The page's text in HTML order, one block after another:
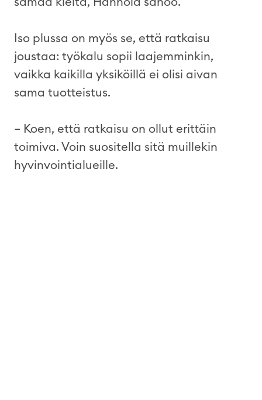
Iso plussa on myös se, että ratkaisu
joustaa: työkalu sopii laajemminkin,
vaikka kaikilla yksiköillä ei olisi aivan
sama tuotteistus.
– Koen, että ratkaisu on ollut erittäin
toimiva. Voin suositella sitä muillekin
hyvinvointialueille.